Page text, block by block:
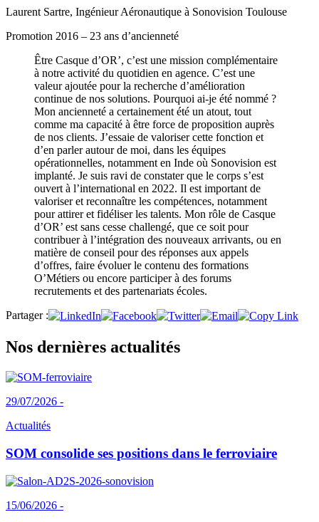
Laurent Sartre, Ingénieur Aéronautique à Sonovision Toulouse
Promotion 2016 – 23 ans d’ancienneté
Être Casque d’OR’, c’est une mission complémentaire
à notre activité du quotidien en agence. C’est une
valeur ajoutée pour la recherche d’amélioration
continue de nos solutions. Pourquoi ai-je été nommé ?
Mon ancienneté a certainement été un atout, tout
comme ma capacité à être force de proposition auprès
de nos clients. J’essaie de valoriser cette fonction et
d’en parler autour de moi, dans les équipes
opérationnelles, notamment en Inde où Sonovision est
implanté. Je suis ravi de constater que le corps s’est
ouvert à l’international en 2022. Il est important de
valoriser et reconnaître les compétences, notamment
pour attirer et fidéliser les talents. Mon rôle de Casque
d’OR’ est sans cesse challengé, que ce soit pour
contribuer à l’intégration des nouveaux arrivants, ou en
matière de conseil pour des réponses aux appels
d’offres, faire évoluer le contenu des formations
O’Métiers ou encore participer à des forums
recrutements et des partenariats écoles.
Partager :
Nos dernières actualités
29/07/2026 -
Actualités
SOM consolide ses positions dans le ferroviaire
15/06/2026 -